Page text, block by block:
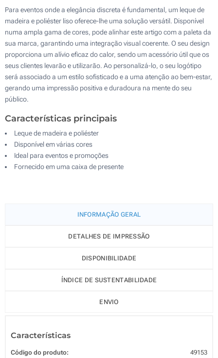
Para eventos onde a elegância discreta é fundamental, um leque de
madeira e poliéster liso oferece-lhe uma solução versátil. Disponível
numa ampla gama de cores, pode alinhar este artigo com a paleta da
sua marca, garantindo uma integração visual coerente. O seu design
proporciona um alívio eficaz do calor, sendo um acessório útil que os
seus clientes levarão e utilizarão. Ao personalizá-lo, o seu logótipo
será associado a um estilo sofisticado e a uma atenção ao bem-estar,
gerando uma impressão positiva e duradoura na mente do seu
público.
Características principais
Leque de madeira e poliéster
Disponível em várias cores
Ideal para eventos e promoções
Fornecido em uma caixa de presente
INFORMAÇÃO GERAL
DETALHES DE IMPRESSÃO
DISPONIBILIDADE
ÍNDICE DE SUSTENTABILIDADE
ENVIO
Características
Código do produto: 49153